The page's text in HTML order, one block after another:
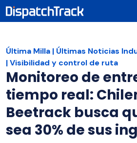
Última Milla Últimas Noticias
Visibilidad y control de ruta
Monitoreo de
tiempo real:
Beetrack busca
sea 30% de sus